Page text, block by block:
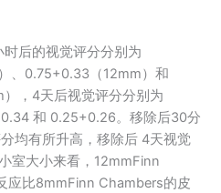
时后的视觉评分分别为
、0.75+0.33（12mm）和
，4天后视觉评分分别为
和 0.25+0.26。移除后30分
均有所升高，移除后 4天视觉
室大小来看，12mmFinn
应比8mmFinn Chambers的皮